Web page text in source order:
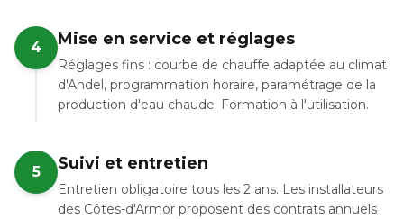
4 Mise en service et réglages
Réglages fins : courbe de chauffe adaptée au climat
d'Andel, programmation horaire, paramétrage de la
production d'eau chaude. Formation à l'utilisation.
5 Suivi et entretien
Entretien obligatoire tous les 2 ans. Les installateurs
des Côtes-d'Armor proposent des contrats annuels